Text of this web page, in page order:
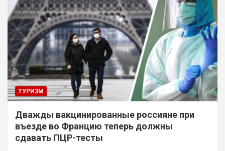
ТУРИЗМ
Дважды вакцинированные россияне при
въезде во Францию теперь должны
сдавать ПЦР-тесты